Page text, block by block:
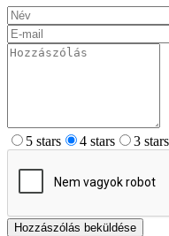
5 stars 4 stars 3 stars
Hozzászólás beküldése